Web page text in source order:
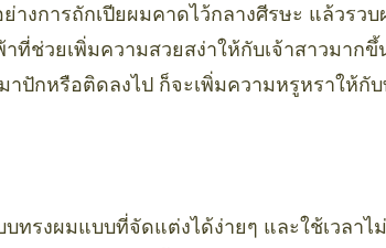
างการถักเปียผมคาดไว้กลางศีรษะ แล้วรว
าที่ช่วยเพิ่มความสวยสง่าให้กับเจ้าสาวมาก
าปักหรือติดลงไป ก็จะเพิ่มความหรูหราให้กั
ทรงผมแบบที่จัดแต่งได้ง่ายๆ และใช้เวลาไ